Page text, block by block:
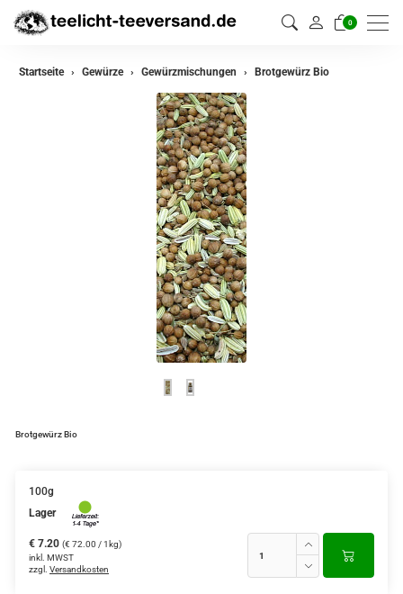
0
zurück
Startseite Gewürze Gewürzmischungen Brotgewürz Bio
Brotgewürz Bio
100g
Lager
€ 7.20 (€ 72.00 / 1kg)
inkl. MWST
zzgl. Versandkosten